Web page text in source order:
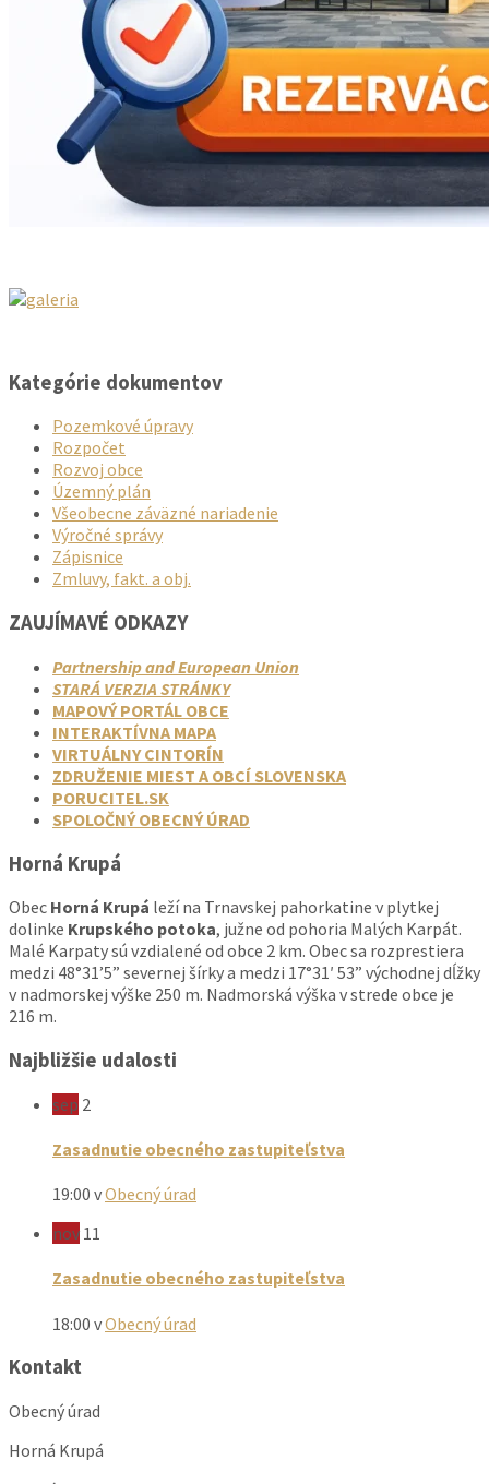
Kategórie dokumentov
Pozemkové úpravy
Rozpočet
Rozvoj obce
Územný plán
Všeobecne záväzné nariadenie
Výročné správy
Zápisnice
Zmluvy, fakt. a obj.
ZAUJÍMAVÉ ODKAZY
Partnership and European Union
STARÁ VERZIA STRÁNKY
MAPOVÝ PORTÁL OBCE
INTERAKTÍVNA MAPA
VIRTUÁLNY CINTORÍN
ZDRUŽENIE MIEST A OBCÍ SLOVENSKA
PORUCITEL.SK
SPOLOČNÝ OBECNÝ ÚRAD
Horná Krupá
Obec Horná Krupá leží na Trnavskej pahorkatine v plytkej
dolinke Krupského potoka, južne od pohoria Malých Karpát.
Malé Karpaty sú vzdialené od obce 2 km. Obec sa rozprestiera
medzi 48°31’5” severnej šírky a medzi 17°31′ 53” východnej dĺžky
v nadmorskej výške 250 m. Nadmorská výška v strede obce je
216 m.
Najbližšie udalosti
sep 2
Zasadnutie obecného zastupiteľstva
19:00 vObecný úrad
nov 11
Zasadnutie obecného zastupiteľstva
18:00 vObecný úrad
Kontakt
Obecný úrad
Horná Krupá